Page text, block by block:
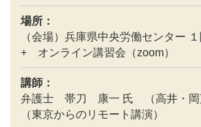
場所：
（会場）兵庫県中央労働センター
+ オンライン講習会（zoom）
講師：
弁護士 帯刀 康一 氏 （高井・岡
（東京からのリモート講演）